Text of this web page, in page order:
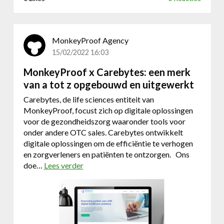
B
2
,
k
a
n
t
e
n
p
t
a
a
MonkeyProof Agency
15/02/2022 16:03
MonkeyProof x Carebytes: een merk
van a tot z opgebouwd en uitgewerkt
Carebytes, de life sciences entiteit van
MonkeyProof, focust zich op digitale oplossingen
voor de gezondheidszorg waaronder tools voor
onder andere OTC sales. Carebytes ontwikkelt
digitale oplossingen om de efficiëntie te verhogen
en zorgverleners en patiënten te ontzorgen. Ons
doe… Lees verdero
e
r
M
o